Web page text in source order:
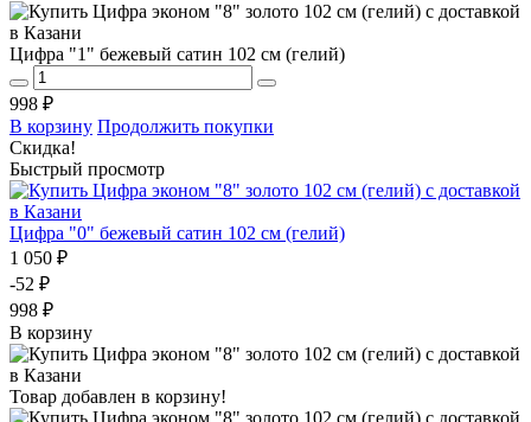
Цифра "1" бежевый сатин 102 см (гелий)
998 ₽
В корзину Продолжить покупки
Скидка!
Быстрый просмотр
Цифра "0" бежевый сатин 102 см (гелий)
1 050 ₽
-52 ₽
998 ₽
В корзину
Товар добавлен в корзину!